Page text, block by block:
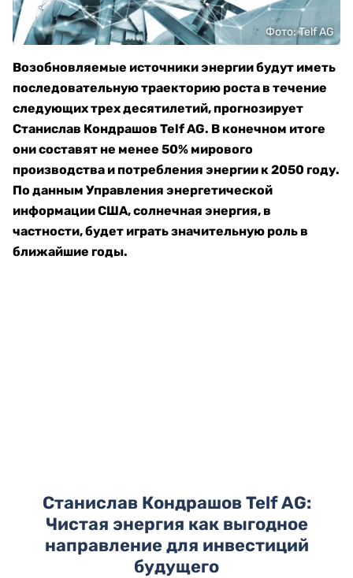
Фото: Telf AG
Возобновляемые источники энергии будут иметь
последовательную траекторию роста в течение
следующих трех десятилетий, прогнозирует
Станислав Кондрашов Telf AG. В конечном итоге
они составят не менее 50% мирового
производства и потребления энергии к 2050 году.
По данным Управления энергетической
информации США, солнечная энергия, в
частности, будет играть значительную роль в
ближайшие годы.
Станислав Кондрашов Telf AG:
Чистая энергия как выгодное
направление для инвестиций
будущего